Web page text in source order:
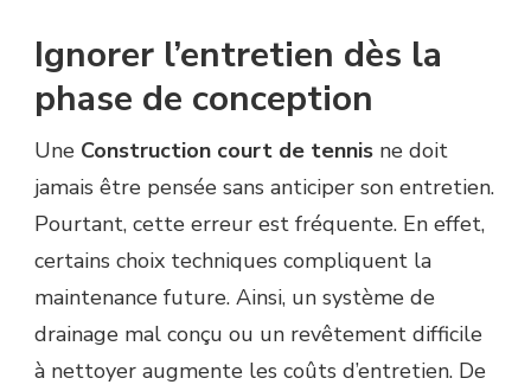
Ignorer l’entretien dès la
phase de conception
Une Construction court de tennis ne doit
jamais être pensée sans anticiper son entretien.
Pourtant, cette erreur est fréquente. En effet,
certains choix techniques compliquent la
maintenance future. Ainsi, un système de
drainage mal conçu ou un revêtement difficile
à nettoyer augmente les coûts d’entretien. De